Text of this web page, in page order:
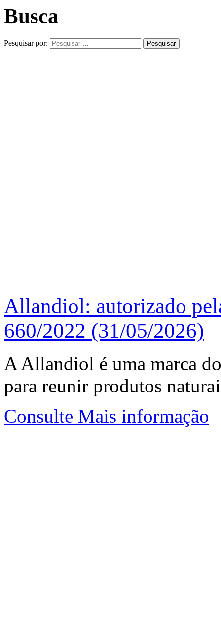
Busca
Pesquisar por:
Allandiol: autorizado
660/2022 (31/05/2026)
A Allandiol é uma marca
para reunir produtos
Consulte Mais informação